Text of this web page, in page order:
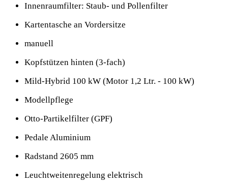
Innenraumfilter: Staub- und Pollenfilter
Kartentasche an Vordersitze
manuell
Kopfstützen hinten (3-fach)
Mild-Hybrid 100 kW (Motor 1,2 Ltr. - 100 kW)
Modellpflege
Otto-Partikelfilter (GPF)
Pedale Aluminium
Radstand 2605 mm
Leuchtweitenregelung elektrisch